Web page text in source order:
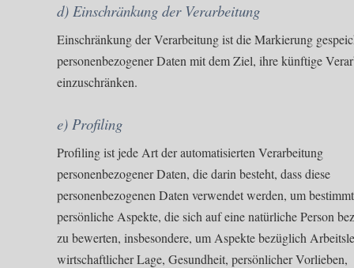
d) Einschränkung der Verarbeitung
Einschränkung der Verarbeitung ist die Markierung
personenbezogener Daten mit dem Ziel, ihre künftige
einzuschränken.
e) Profiling
Profiling ist jede Art der automatisierten Verarbeitung
personenbezogener Daten, die darin besteht, dass diese
personenbezogenen Daten verwendet werden, um
persönliche Aspekte, die sich auf eine natürliche Person
zu bewerten, insbesondere, um Aspekte bezüglich
wirtschaftlicher Lage, Gesundheit, persönlicher Vorlieben,